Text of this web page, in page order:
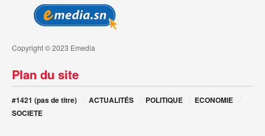
Copyright © 2023 Emedia
Plan du site
#1421 (pas de titre) ACTUALITÉS POLITIQUE
ECONOMIE
SOCIETE